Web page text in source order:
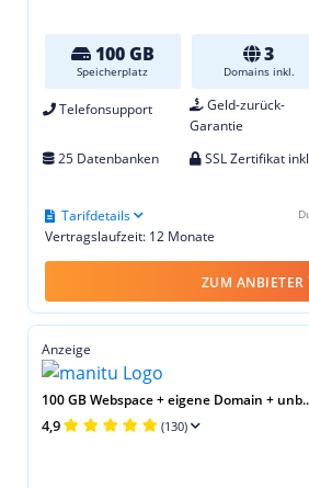
100 GB
Speicherplatz
3
Domains inkl.
Telefonsupport
Geld-zurück-
Garantie
25 Datenbanken SSL Zertifikat
Vertragslaufzeit: 12 Monate
Tarifdetails
ZUM ANBIETER
Anzeige
100 GB Webspace + eigene Domain +
4,9 (130)